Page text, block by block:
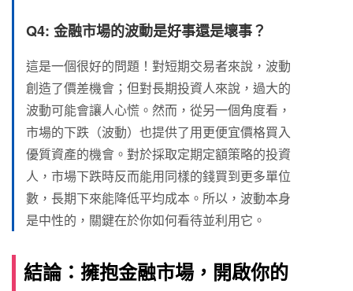
Q4: 金融市場的波動是好事還是壞事？
這是一個很好的問題！對短期交易者來說，波動
創造了價差機會；但對長期投資人來說，過大的
波動可能會讓人心慌。然而，從另一個角度看，
市場的下跌（波動）也提供了用更便宜價格買入
優質資產的機會。對於採取定期定額策略的投資
人，市場下跌時反而能用同樣的錢買到更多單位
數，長期下來能降低平均成本。所以，波動本身
是中性的，關鍵在於你如何看待並利用它。
結論：擁抱金融市場，開啟你的